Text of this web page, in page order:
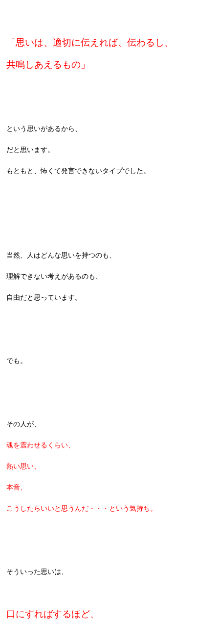
「思いは、適切に伝えれば、伝わるし、
共鳴しあえるもの」
という思いがあるから、
だと思います。
もともと、怖くて発言できないタイプでした。
当然、人はどんな思いを持つのも、
理解できない考えがあるのも、
自由だと思っています。
でも。
その人が、
魂を震わせるくらい、
熱い思い、
本音、
こうしたらいいと思うんだ・・・という気持ち。
そういった思いは、
口にすればするほど、